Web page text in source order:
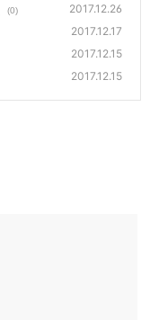
(0) 2017.12.26
2017.12.17
2017.12.15
2017.12.15